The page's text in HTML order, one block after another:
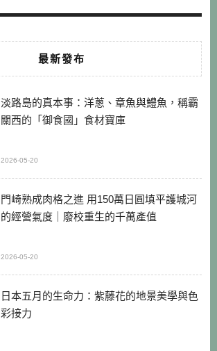
最新發布
淡路島的真本事：洋蔥、章魚與鱧魚，稱霸
關西的「御食國」食材寶庫
2026-05-20
門崎熟成肉格之進 用150萬日圓填平護城河
的經營氣度｜廢校重生的千萬產值
2026-05-20
日本五月的生命力：紫藤花的地景美學與色
彩接力